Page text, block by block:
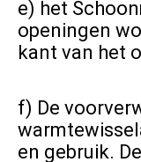
e) het
openingen
kant van het
f) De
en gebruik.